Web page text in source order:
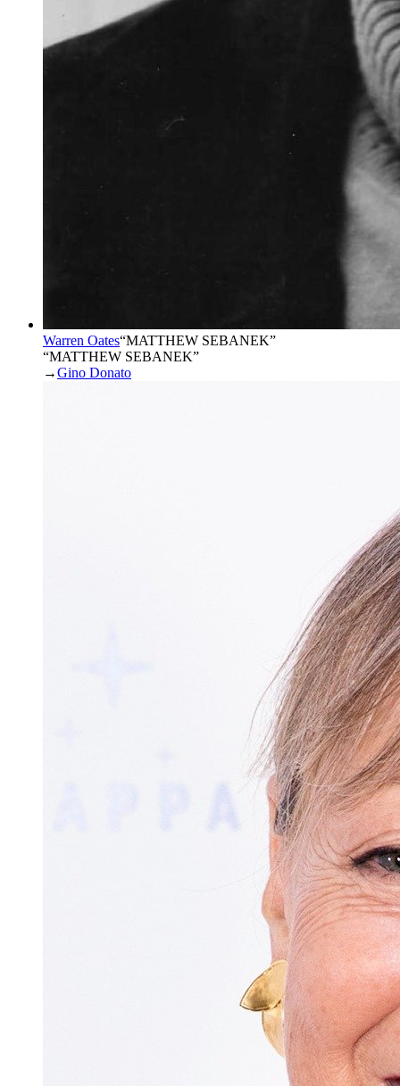
Warren Oates“MATTHEW SEBANEK”
“MATTHEW SEBANEK”
→Gino Donato